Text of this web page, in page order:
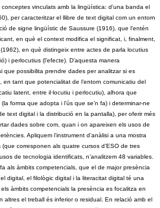
vinculats amb la lingüística: d’una banda el
per caracteritzar el llibre de text digital com un entorn
de signe lingüístic de Saussure (1916), que l’entén
en què el context modifica el significat, i, finalment,
en què distingeix entre actes de parla locutius
i perlocutius (l’efecte). D’aquesta manera
que possibilita prendre dades per analitzar si es
en tant que potencialitat de l’entorn comunicatiu del
latent, entre il·locutiu i perlocutiu), alhora que
forma que adopta i l’ús que se’n fa) i determinar-ne
text digital i la distribució en la pantalla), per oferir més
dades sobre com, quan i on apareixen els usos de
Apliquem l’instrument d’anàlisi a una mostra
corresponen als quatre cursos d’ESO de tres
de tecnologia identificats, n’analitzem 48 variables.
als àmbits competencials, que el de major presència
digital, el filològic digital i la literacitat digital té una
àmbits competencials la presència es focalitza en
altres el treball és inferior o residual. En relació amb el